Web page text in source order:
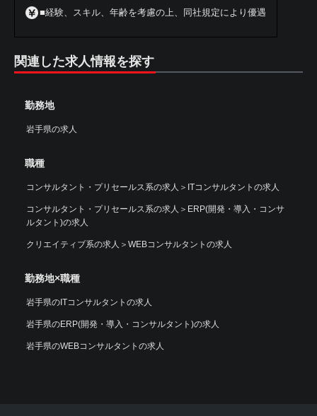
■経験、スキル、年齢を考慮の上、同社規定により優遇
関連した求人情報を探す
勤務地
岩手県の求人
職種
コンサルタント・プリセールス系の求人 ＞ ITコンサルタントの求人
コンサルタント・プリセールス系の求人 ＞ ERP(開発・導入・コンサ
ルタント)の求人
クリエイティブ系の求人 ＞ WEBコンサルタントの求人
勤務地×職種
岩手県のITコンサルタントの求人
岩手県のERP(開発・導入・コンサルタント)の求人
岩手県のWEBコンサルタントの求人